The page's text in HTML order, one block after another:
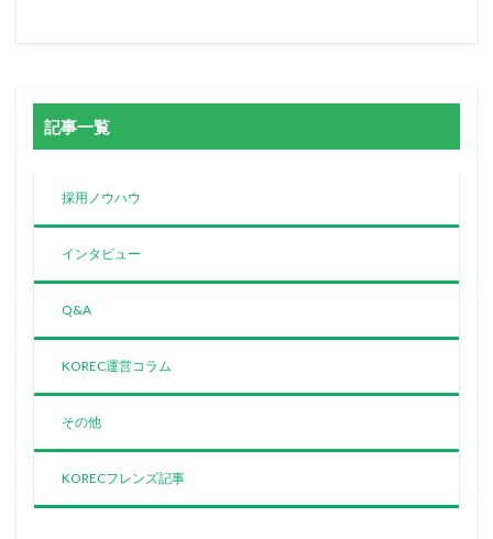
記事一覧
採用ノウハウ
インタビュー
Q&A
KOREC運営コラム
その他
KORECフレンズ記事